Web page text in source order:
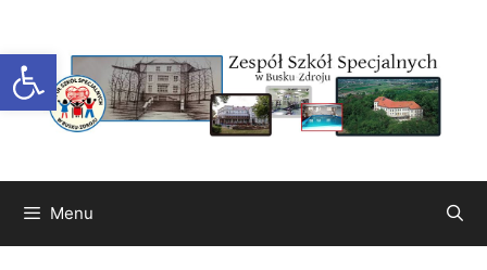
Otwórz pasek narzędzi
treści
Menu